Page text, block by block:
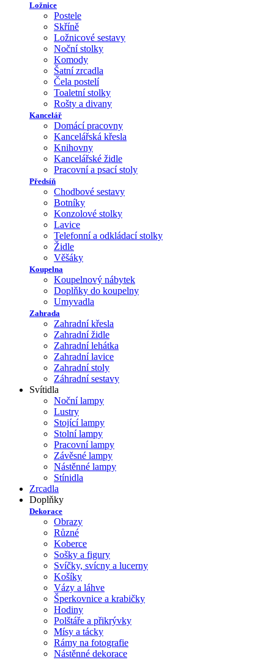
Ložnice
Postele
Skříně
Ložnicové sestavy
Noční stolky
Komody
Šatní zrcadla
Čela postelí
Toaletní stolky
Rošty a divany
Kancelář
Domácí pracovny
Kancelářská křesla
Knihovny
Kancelářské židle
Pracovní a psací stoly
Předsíň
Chodbové sestavy
Botníky
Konzolové stolky
Lavice
Telefonní a odkládací stolky
Židle
Věšáky
Koupelna
Koupelnový nábytek
Doplňky do koupelny
Umyvadla
Zahrada
Zahradní křesla
Zahradní židle
Zahradní lehátka
Zahradní lavice
Zahradní stoly
Záhradní sestavy
Svítidla
Noční lampy
Lustry
Stojící lampy
Stolní lampy
Pracovní lampy
Závěsné lampy
Nástěnné lampy
Stínidla
Zrcadla
Doplňky
Dekorace
Obrazy
Různé
Koberce
Sošky a figury
Svíčky, svícny a lucerny
Košíky
Vázy a láhve
Šperkovnice a krabičky
Hodiny
Polštáře a přikrývky
Mísy a tácky
Rámy na fotografie
Nástěnné dekorace